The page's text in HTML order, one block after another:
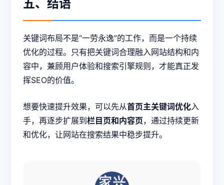
五、结语
关键词布局不是“一劳永逸”的工作，而是一个持续
优化的过程。只有把关键词合理融入网站结构和内
容中，兼顾用户体验和搜索引擎规则，才能真正发
挥SEO的价值。
想要快速提升效果，可以先从首页主关键词优化入
手，再逐步扩展到 栏目页和内容页，通过持续更新
和优化，让网站在搜索结果中稳步提升。